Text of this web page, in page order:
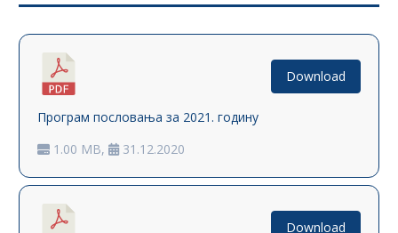
Програм пословања за 2021. годину
1.00 MB,
31.12.2020
Download
Download